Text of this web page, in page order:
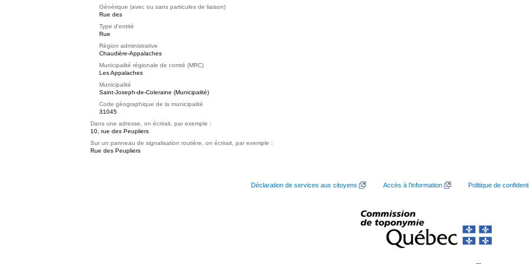
Générique (avec ou sans particules de liaison)
Rue des
Type d'entité
Rue
Région administrative
Chaudière-Appalaches
Municipalité régionale de comté (MRC)
Les Appalaches
Municipalité
Saint-Joseph-de-Coleraine (Municipalité)
Code géographique de la municipalité
31045
Dans une adresse, on écrirait, par exemple :
10, rue des Peupliers
Sur un panneau de signalisation routière, on écrirait, par exemple :
Rue des Peupliers
Déclaration de services aux citoyens Accès à l’information Politique de